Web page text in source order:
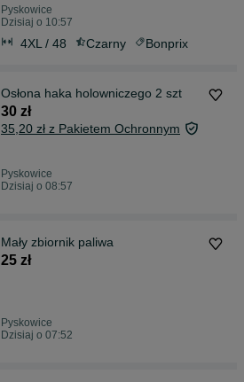
Pyskowice
Dzisiaj o 10:57
4XL / 48 Czarny Bonprix
Osłona haka holowniczego 2 szt
30 zł
35,20 zł z Pakietem Ochronnym
Pyskowice
Dzisiaj o 08:57
Mały zbiornik paliwa
25 zł
Pyskowice
Dzisiaj o 07:52